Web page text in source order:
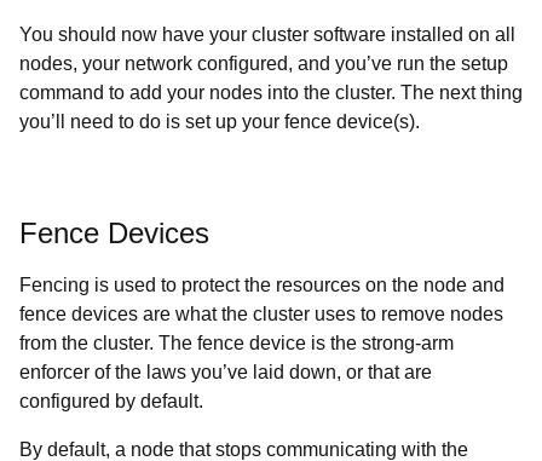
You should now have your cluster software installed on all
nodes, your network configured, and you’ve run the setup
command to add your nodes into the cluster. The next thing
you’ll need to do is set up your fence device(s).
Fence Devices
Fencing is used to protect the resources on the node and
fence devices are what the cluster uses to remove nodes
from the cluster. The fence device is the strong-arm
enforcer of the laws you’ve laid down, or that are
configured by default.
By default, a node that stops communicating with the